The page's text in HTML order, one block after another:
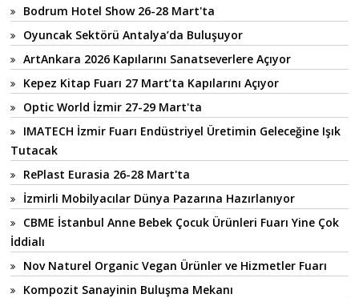
Bodrum Hotel Show 26-28 Mart'ta
Oyuncak Sektörü Antalya’da Buluşuyor
ArtAnkara 2026 Kapılarını Sanatseverlere Açıyor
Kepez Kitap Fuarı 27 Mart’ta Kapılarını Açıyor
Optic World İzmir 27-29 Mart'ta
IMATECH İzmir Fuarı Endüstriyel Üretimin Geleceğine Işık
Tutacak
RePlast Eurasia 26-28 Mart'ta
İzmirli Mobilyacılar Dünya Pazarına Hazırlanıyor
CBME İstanbul Anne Bebek Çocuk Ürünleri Fuarı Yine Çok
İddialı
Nov Naturel Organic Vegan Ürünler ve Hizmetler Fuarı
Kompozit Sanayinin Buluşma Mekanı